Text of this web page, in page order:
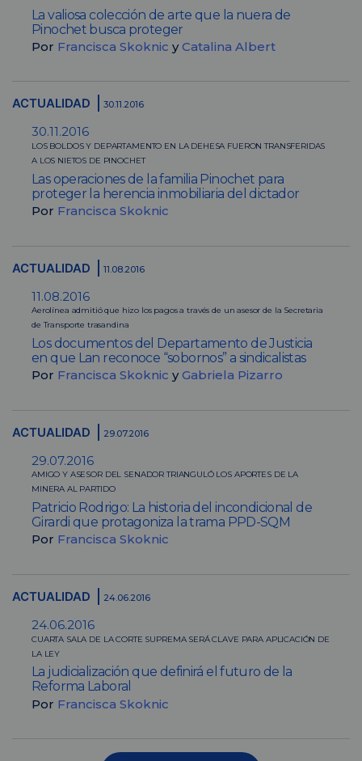
La valiosa colección de arte que la nuera de
Pinochet busca proteger
Por Francisca Skoknic yCatalina Albert
ACTUALIDAD 30.11.2016
30.11.2016
LOS BOLDOS Y DEPARTAMENTO EN LA DEHESA FUERON TRANSFERIDAS
A LOS NIETOS DE PINOCHET
Las operaciones de la familia Pinochet para
proteger la herencia inmobiliaria del dictador
Por Francisca Skoknic
ACTUALIDAD 11.08.2016
11.08.2016
Aerolínea admitió que hizo los pagos a través de un asesor de la Secretaria
de Transporte trasandina
Los documentos del Departamento de Justicia
en que Lan reconoce “sobornos” a sindicalistas
Por Francisca Skoknic yGabriela Pizarro
ACTUALIDAD 29.07.2016
29.07.2016
AMIGO Y ASESOR DEL SENADOR TRIANGULÓ LOS APORTES DE LA
MINERA AL PARTIDO
Patricio Rodrigo: La historia del incondicional de
Girardi que protagoniza la trama PPD-SQM
Por Francisca Skoknic
ACTUALIDAD 24.06.2016
24.06.2016
CUARTA SALA DE LA CORTE SUPREMA SERÁ CLAVE PARA APLICACIÓN DE
LA LEY
La judicialización que definirá el futuro de la
Reforma Laboral
Por Francisca Skoknic